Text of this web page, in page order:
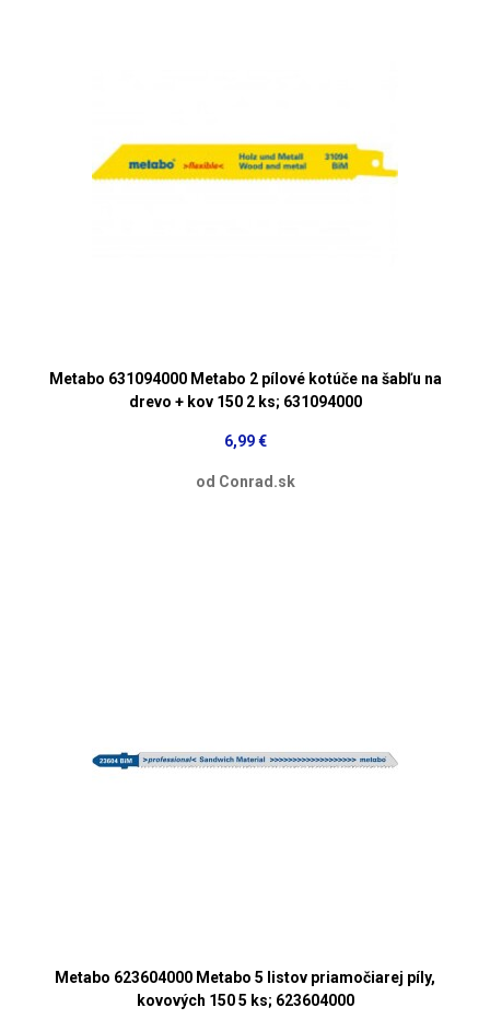
Metabo 631094000 Metabo 2 pílové kotúče na šabľu na
drevo + kov 150 2 ks; 631094000
6,99 €
od Conrad.sk
Metabo 623604000 Metabo 5 listov priamočiarej píly,
kovových 150 5 ks; 623604000